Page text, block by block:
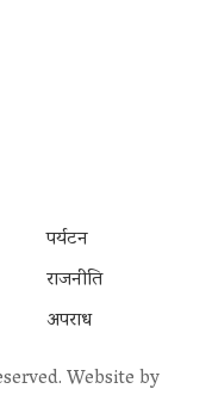
पर्यटन
राजनीति
अपराध
Website by